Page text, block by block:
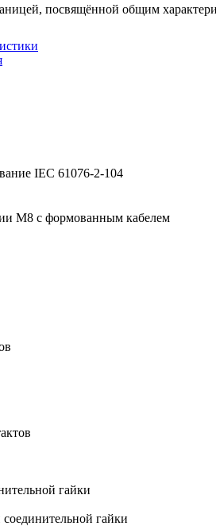
посвящённой общим
IEC 61076-2-104
M8 с формованным кабелем
гайки
гайки